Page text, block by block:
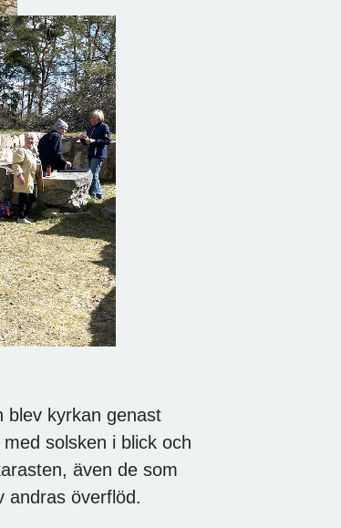
blev kyrkan genast
solsken i blick och
även de som
andras överflöd.